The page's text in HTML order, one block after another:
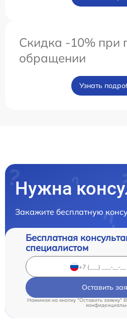
Скидка -10% при
обращении
Узнать
Нужна
Закажите бесплатную
Бесплатная
специалистом
Оставить
Нажимая на кнопку "Оставить заявку"